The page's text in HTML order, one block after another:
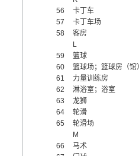
56
卡丁车
57
卡丁车场
58
客房
L
59
篮球
60
篮球场；篮球房（馆
61
力量训练房
62
淋浴室；浴室
63
龙狮
64
轮滑
65
轮滑场
M
66
马术